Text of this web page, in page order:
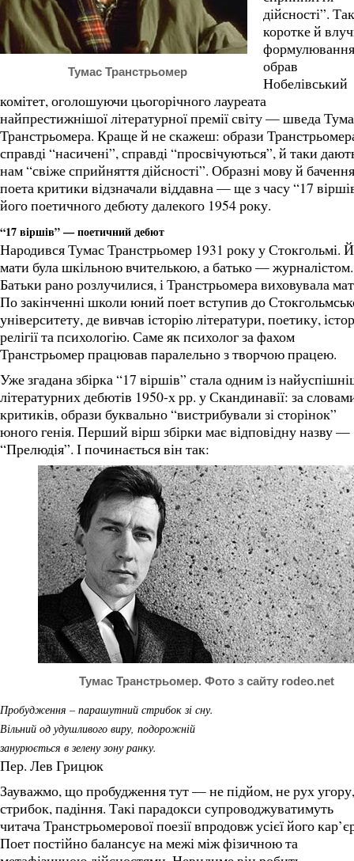
Тумас Транстрьомер
дійсності”.
коротке й
формулювання
обрав
Нобелівський
комітет, оголошуючи цьогорічного лауреата
найпрестижнішої літературної премії світу — шведа
Транстрьомера. Краще й не скажеш: образи
справді “насичені”, справді “просвічуються”, й таки
нам “свіже сприйняття дійсності”. Образні мову й бачення
поета критики відзначали віддавна — ще з часу “17
його поетичного дебюту далекого 1954 року.
“17 віршів” — поетичний дебют
Народився Тумас Транстрьомер 1931 року у Стокгольмі.
мати була шкільною вчителькою, а батько — журналістом.
Батьки рано розлучилися, і Транстрьомера виховувала
По закінченні школи юний поет вступив до
університету, де вивчав історію літератури, поетику,
релігії та психологію. Саме як психолог за фахом
Транстрьомер працював паралельно з творчою працею.
Уже згадана збірка “17 віршів” стала одним із
літературних дебютів 1950-х рр. у Скандинавії: за
критиків, образи буквально “вистрибували зі сторінок”
юного генія. Перший вірш збірки має відповідну назву —
“Прелюдія”. І починається він так:
Тумас Транстрьомер. Фото з сайту rodeo.net
Пробудження – парашутний стрибок зі сну.
Вільний од удушливого виру, подорожній
занурюється в зелену зону ранку.
Пер. Лев Грицюк
Зауважмо, що пробудження тут — не підйом, не рух
стрибок, падіння. Такі парадокси супроводжуватимуть
читача Транстрьомерової поезії впродовж усієї його
Поет постійно балансує на межі між фізичною та